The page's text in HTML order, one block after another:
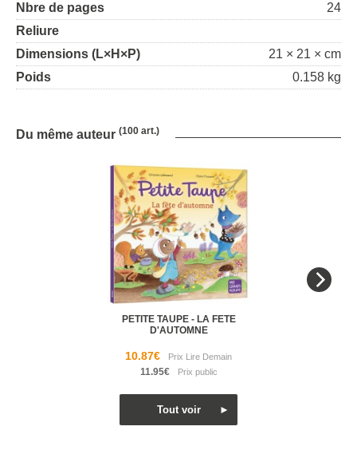
Nbre de pages
24
Reliure
Dimensions (L×H×P)
21 × 21 × cm
Poids
0.158 kg
Du même auteur (100 art.)
PETITE TAUPE - LA FETE
D'AUTOMNE
10.87€
11.95€